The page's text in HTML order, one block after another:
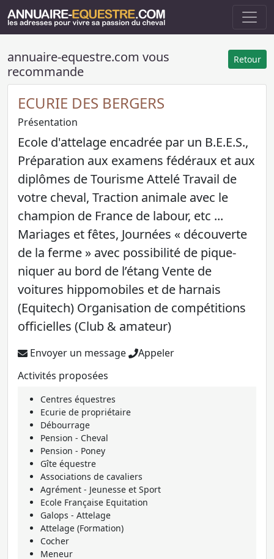
Retour
annuaire-equestre.com vous
recommande
ECURIE DES BERGERS
Présentation
Ecole d'attelage encadrée par un B.E.E.S.,
Préparation aux examens fédéraux et aux
diplômes de Tourisme Attelé Travail de
votre cheval, Traction animale avec le
champion de France de labour, etc ...
Mariages et fêtes, Journées « découverte
de la ferme » avec possibilité de pique-
niquer au bord de l’étang Vente de
voitures hippomobiles et de harnais
(Equitech) Organisation de compétitions
officielles (Club & amateur)
Envoyer un message
Appeler
Activités proposées
Centres équestres
Ecurie de propriétaire
Débourrage
Pension - Cheval
Pension - Poney
Gîte équestre
Associations de cavaliers
Agrément - Jeunesse et Sport
Ecole Française Equitation
Galops - Attelage
Attelage (Formation)
Cocher
Meneur